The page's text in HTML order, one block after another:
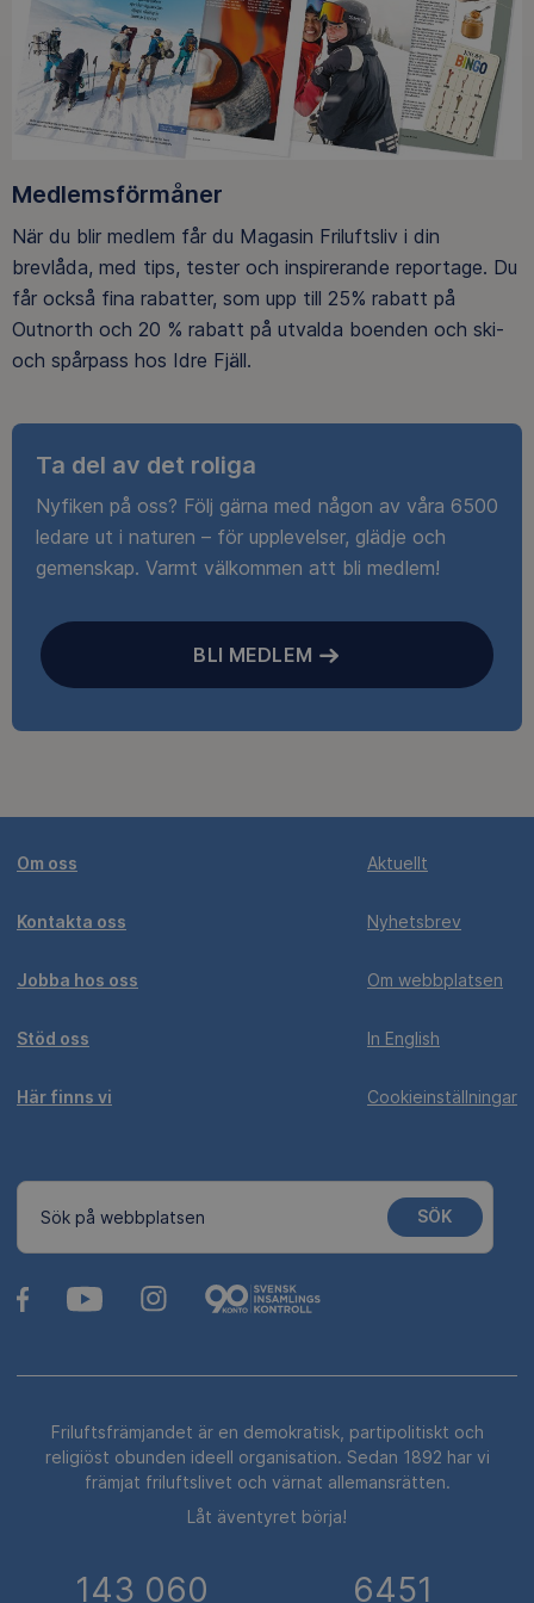
Medlemsförmåner
När du blir medlem får du Magasin Friluftsliv i din
brevlåda, med tips, tester och inspirerande reportage. Du
får också fina rabatter, som upp till 25% rabatt på
Outnorth och 20 % rabatt på utvalda boenden och ski-
och spårpass hos Idre Fjäll.
Ta del av det roliga
Nyfiken på oss? Följ gärna med någon av våra 6500
ledare ut i naturen – för upplevelser, glädje och
gemenskap. Varmt välkommen att bli medlem!
BLI MEDLEM
Om oss
Kontakta oss
Jobba hos oss
Stöd oss
Här finns vi
Aktuellt
Nyhetsbrev
Om webbplatsen
In English
Cookieinställningar
Sök på webbplatsen SÖK
Friluftsfrämjandet är en demokratisk, partipolitiskt och
religiöst obunden ideell organisation. Sedan 1892 har vi
främjat friluftslivet och värnat allemansrätten.
Låt äventyret börja!
143 060 6451